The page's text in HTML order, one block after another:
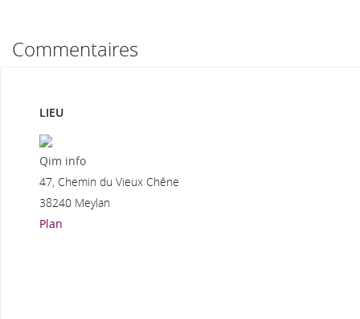
Commentaires
LIEU
Qim info
47, Chemin du Vieux Chêne
38240 Meylan
Plan